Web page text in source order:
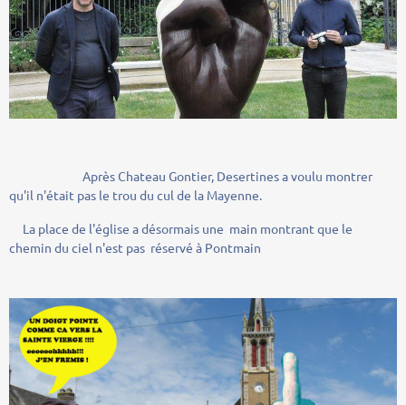
Après Chateau Gontier, Desertines a voulu montrer
qu'il n'était pas le trou du cul de la Mayenne.
La place de l'église a désormais une main montrant que le
chemin du ciel n'est pas réservé à Pontmain